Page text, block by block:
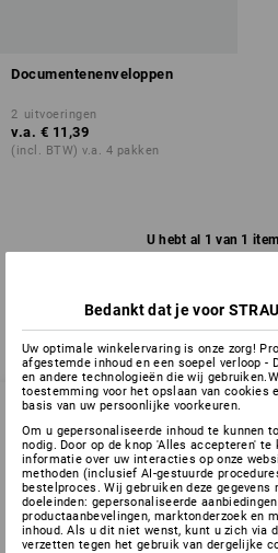
Documentenenveloppen
2 uitvoeringen
v.a. € 11,39
(incl. BTW) v.a. 4 pakken
U hebt al 1 van 1
SERVICE 02
SERVICE
Bedankt dat je voor
Uw optimale winkelervaring is onze zorg!
afgestemde inhoud en een soepel verloop -
en andere technologieën die wij
toestemming voor het opslaan van cookies
basis van uw persoonlijke voorkeuren.
Om u gepersonaliseerde inhoud te kunnen
nodig. Door op de knop 'Alles accepteren' te
informatie over uw interacties op onze
methoden (inclusief AI-gestuurde
bestelproces. Wij gebruiken deze gegevens
doeleinden: gepersonaliseerde
productaanbevelingen, marktonderzoek en
inhoud. Als u dit niet wenst, kunt u zich via
verzetten tegen het gebruik van dergelijke